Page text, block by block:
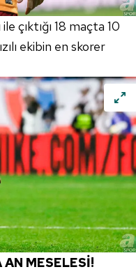
çıktığı 18 maçta 10
ekibin en skorer
MESELESİ!